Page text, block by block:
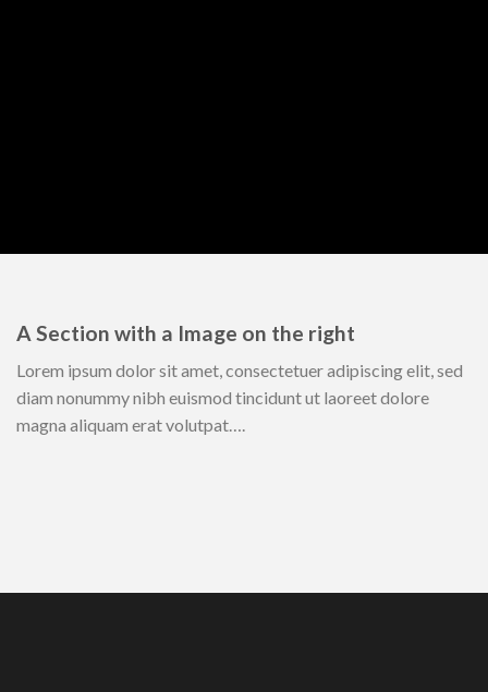
A Section with a Image on the right
Lorem ipsum dolor sit amet, consectetuer adipiscing elit, sed
diam nonummy nibh euismod tincidunt ut laoreet dolore
magna aliquam erat volutpat….